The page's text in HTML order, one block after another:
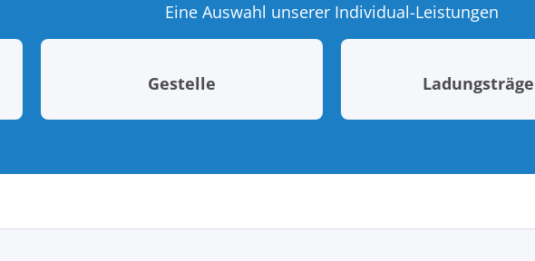
Eine Auswahl unserer Individual-Leistungen
Gestelle